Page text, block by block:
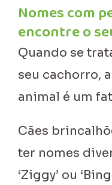
Nomes com
encontre o
Quando se
seu cachorro, a
animal é um
Cães
ter nomes
‘Ziggy’ ou